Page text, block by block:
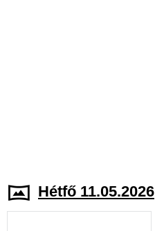
Hétfő 11.05.2026